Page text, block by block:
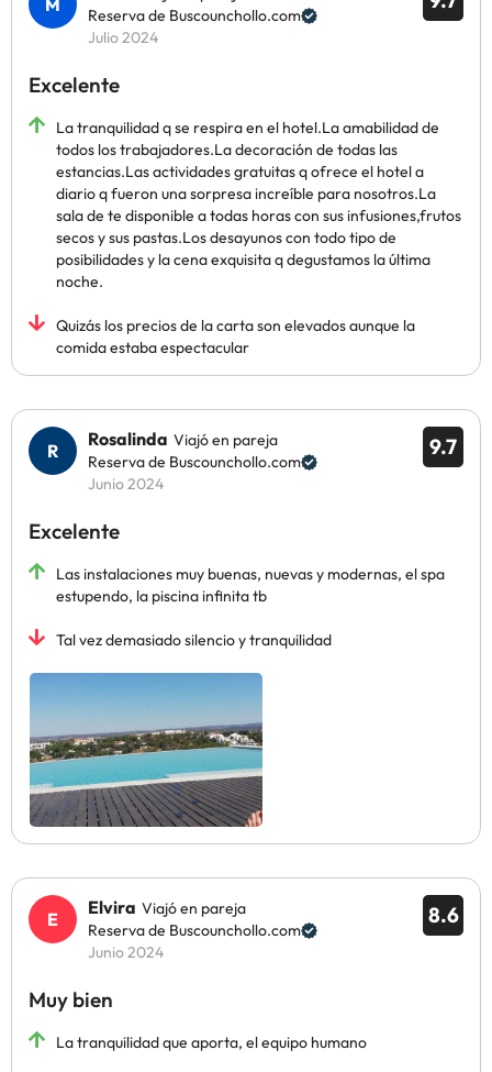
Reserva de Buscounchollo.com
Julio 2024
Excelente
La tranquilidad q se respira en el hotel.La amabilidad de
todos los trabajadores.La decoración de todas las
estancias.Las actividades gratuitas q ofrece el hotel a
diario q fueron una sorpresa increíble para nosotros.La
sala de te disponible a todas horas con sus infusiones,frutos
secos y sus pastas.Los desayunos con todo tipo de
posibilidades y la cena exquisita q degustamos la última
noche.
Quizás los precios de la carta son elevados aunque la
comida estaba espectacular
9.7
Rosalinda Viajó en pareja
Reserva de Buscounchollo.com
Junio 2024
Excelente
Las instalaciones muy buenas, nuevas y modernas, el spa
estupendo, la piscina infinita tb
Tal vez demasiado silencio y tranquilidad
8.6
Elvira Viajó en pareja
Reserva de Buscounchollo.com
Junio 2024
Muy bien
La tranquilidad que aporta, el equipo humano